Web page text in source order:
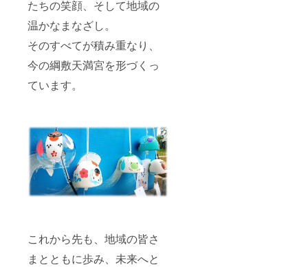
たちの笑顔、そして地域の
温かなまなざし。
そのすべてが積み重なり、
今の綱敷天満宮を形づくっ
ています。
これから先も、地域の皆さ
まとともに歩み、未来へと